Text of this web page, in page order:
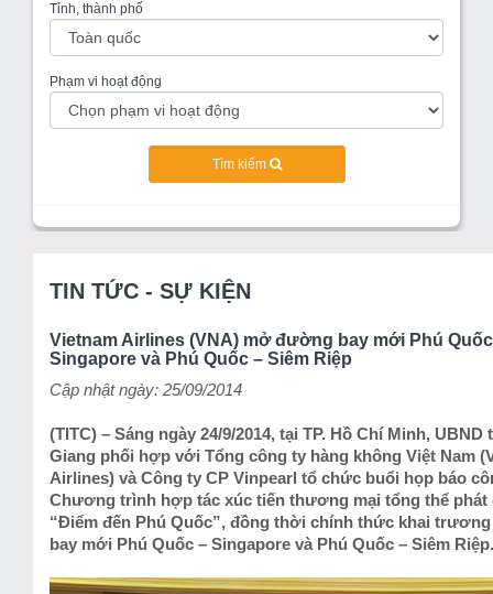
Tỉnh, thành phố
Phạm vi hoạt động
Tìm kiếm
TIN TỨC - SỰ KIỆN
Vietnam Airlines (VNA) mở đường bay mới Phú
Singapore và Phú Quốc – Siêm Riệp
Cập nhật ngày: 25/09/2014
(TITC) – Sáng ngày 24/9/2014, tại TP. Hồ Chí Minh, UBND
Giang phối hợp với Tổng công ty hàng không Việt Nam
Airlines) và Công ty CP Vinpearl tổ chức buổi họp báo
Chương trình hợp tác xúc tiến thương mại tổng thể phát
“Điểm đến Phú Quốc”, đồng thời chính thức khai
bay mới Phú Quốc – Singapore và Phú Quốc – Siêm Riệp.